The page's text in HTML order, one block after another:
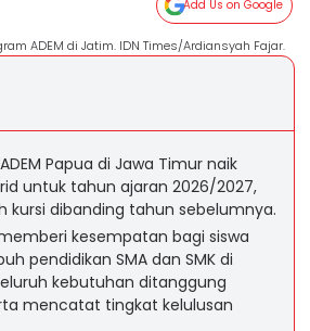
Add Us on Google
ADEM di Jatim. IDN Times/Ardiansyah Fajar.
Papua di Jawa Timur naik
untuk tahun ajaran 2026/2027,
kursi dibanding tahun sebelumnya.
kesempatan bagi siswa
pendidikan SMA dan SMK di
kebutuhan ditanggung
mencatat tingkat kelulusan